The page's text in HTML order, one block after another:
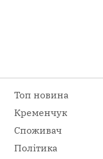
Топ новина
Кременчук
Споживач
Політика